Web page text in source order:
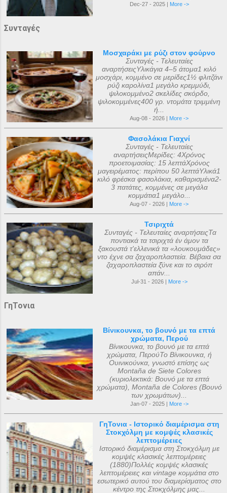
Dec-27 - 2025 | More ->
Συνταγές
Μοσχαράκι με ρύζι στον φούρνο
Συνταγές - Τελευταίες
αναρτήσειςΥλικάγια 4–5 άτομα1 κιλό
μοσχάρι, κομμένο σε μερίδες1½ φλιτζάνι
ρύζι καρολίνα1 μεγάλο κρεμμύδι,
ψιλοκομμένο2 σκελίδες σκόρδο,
ψιλοκομμένες400 γρ. ντομάτα τριμμένη
ή...
Aug-08 - 2026 | More ->
Φασολάκια Γιαχνί
Συνταγές - Τελευταίες
αναρτήσειςΜερίδες: 4Χρόνος
προετοιμασίας: 15 λεπτάΧρόνος
μαγειρέματος: περίπου 50 λεπτάΥλικά1
κιλό φρέσκα φασολάκια, καθαρισμένα2-
3 πατάτες, κομμένες σε μεγάλα
κομμάτια1 μεγάλο...
Aug-07 - 2026 | More ->
Τσιριχτά
Συνταγές - Τελευταίες αναρτήσειςΤα
ποντιακά τα τσιριχτά έν άμον τα
ξακουστά τ'ελλενικά τα «λουκουμάδες»
ντο έχνε σα ζαχαροπλαστεία. Βέβαια σα
ζαχαροπλαστεία ξ̌ύνε και το σιρόπ
απάν...
Jul-31 - 2026 | More ->
ΓηΤονια
Βίνικουνκα, το βουνό με τα επτά
χρώματα, Περού
Βίνικουνκα, το βουνό με τα επτά
χρώματα, ΠερούΤο Βίνικουνκα, ή
Ουινικούνκα, γνωστό επίσης ως
Montaña de Siete Colores
(κυριολεκτικά: Βουνό με τα επτά
χρώματα), Montaña de Colores (Βουνό
των χρωμάτων)...
Jan-07 - 2025 | More ->
ΓηΤονια - Ιστορικό διαμέρισμα στη
Στοκχόλμη με κομψές κλασικές
λεπτομέρειες
Ιστορικό διαμέρισμα στη Στοκχόλμη με
κομψές κλασικές λεπτομέρειες
(1880)Πολλές κομψές κλασικές
λεπτομέρειες και vintage κομμάτια στο
εσωτερικό αυτού του διαμερίσματος στο
κέντρο της Στοκχόλμης μας...